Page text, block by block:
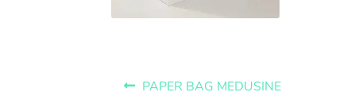
PAPER BAG MEDUSINE